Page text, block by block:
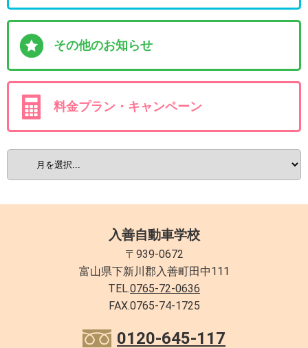
その他のお知らせ
料金プラン・キャンペーン
入善自動車学校
〒939-0672
富山県下新川郡入善町田中111
TEL.0765-72-0636
FAX.0765-74-1725
0120-645-117